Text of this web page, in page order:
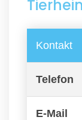
Kontakt
Telefon
E-Mail